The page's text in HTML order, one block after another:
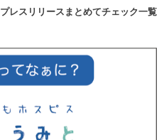
プレスリリースまとめてチェック一覧